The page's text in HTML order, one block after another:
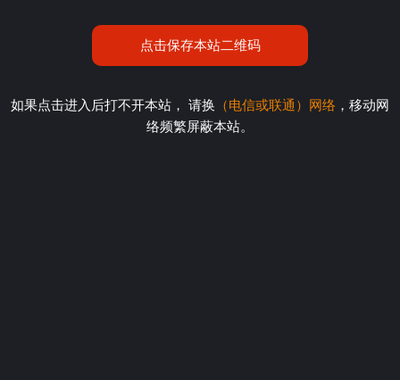
点击保存本站二维码
如果点击进入后打不开本站， 请换 （电信或联通）网络 ，移动网
络频繁屏蔽本站。